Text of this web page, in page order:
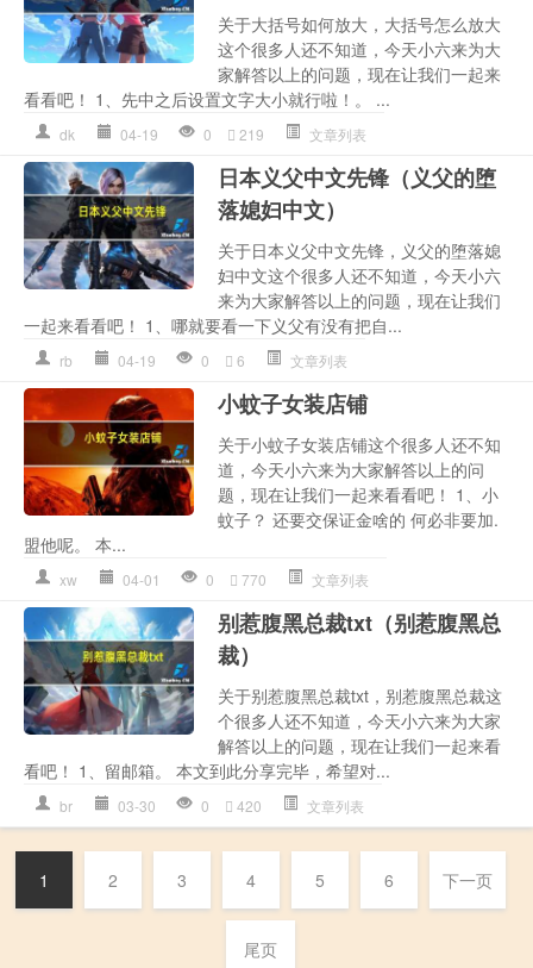
关于大括号如何放大，大括号怎么放大
这个很多人还不知道，今天小六来为大
家解答以上的问题，现在让我们一起来
看看吧！ 1、先中之后设置文字大小就行啦！。 ...
dk 04-19 0 219 文章列表
日本义父中文先锋（义父的堕
落媳妇中文）
关于日本义父中文先锋，义父的堕落媳
妇中文这个很多人还不知道，今天小六
来为大家解答以上的问题，现在让我们
一起来看看吧！ 1、哪就要看一下义父有没有把自...
rb 04-19 0 6 文章列表
小蚊子女装店铺
关于小蚊子女装店铺这个很多人还不知
道，今天小六来为大家解答以上的问
题，现在让我们一起来看看吧！ 1、小
蚊子？ 还要交保证金啥的 何必非要加.
盟他呢。 本...
xw 04-01 0 770 文章列表
别惹腹黑总裁txt（别惹腹黑总
裁）
关于别惹腹黑总裁txt，别惹腹黑总裁这
个很多人还不知道，今天小六来为大家
解答以上的问题，现在让我们一起来看
看吧！ 1、留邮箱。 本文到此分享完毕，希望对...
br 03-30 0 420 文章列表
1 2 3 4 5 6 下一页
尾页